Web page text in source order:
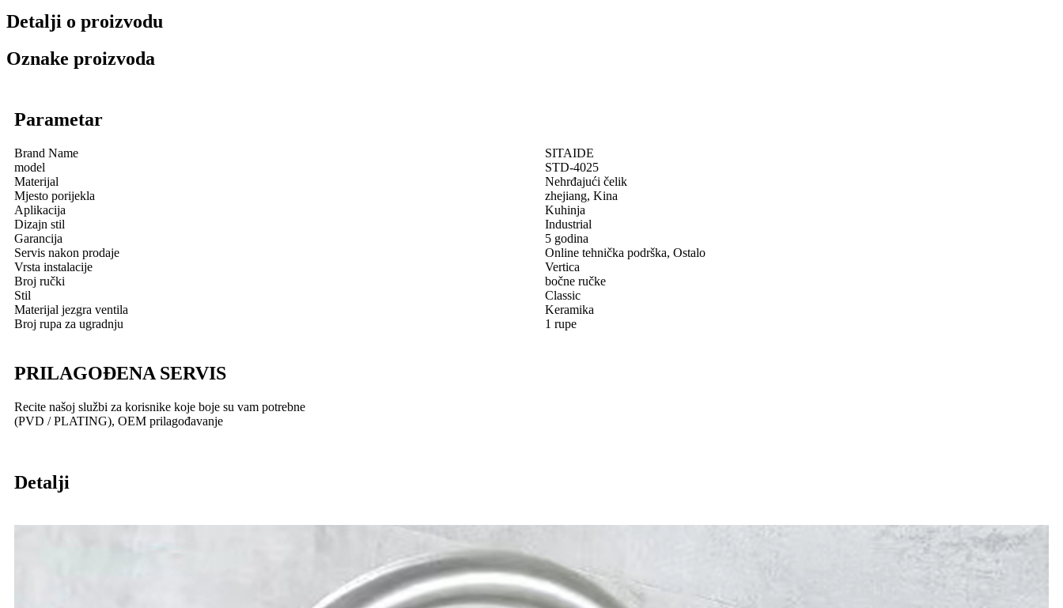
Detalji o proizvodu
Oznake proizvoda
Parametar
Brand Name
SITAIDE
model
STD-4025
Materijal
Nehrđajući čelik
Mjesto porijekla
zhejiang, Kina
Aplikacija
Kuhinja
Dizajn stil
Industrial
Garancija
5 godina
Servis nakon prodaje
Online tehnička podrška, Ostalo
Vrsta instalacije
Vertica
Broj ručki
bočne ručke
Stil
Classic
Materijal jezgra ventila
Keramika
Broj rupa za ugradnju
1 rupe
PRILAGOĐENA SERVIS
Recite našoj službi za korisnike koje boje su vam potrebne
(PVD / PLATING), OEM prilagođavanje
Detalji